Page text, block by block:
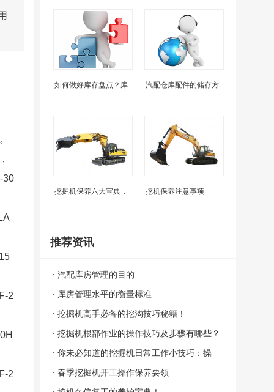
30
2
2
如何做好库存盘点？库 汽配仓库配件的储存方
挖掘机保养六大宝典， 挖机保养注意事项
推荐资讯
汽配库房管理的目的
库房管理水平的衡量标准
挖掘机高手必备的挖沟技巧秘籍！
挖掘机根部作业的操作技巧及步骤有哪些？
建议收藏！
你未必知道的挖掘机日常工作小技巧：操
控、挖土
春季挖掘机开工操作保养要领